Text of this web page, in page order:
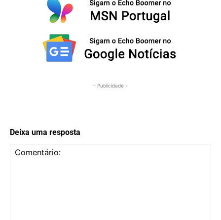
- Publicidade -
Deixa uma resposta